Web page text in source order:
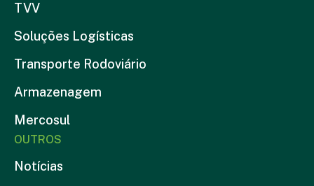
TVV
Soluções Logísticas
Transporte Rodoviário
Armazenagem
Mercosul
OUTROS
Notícias